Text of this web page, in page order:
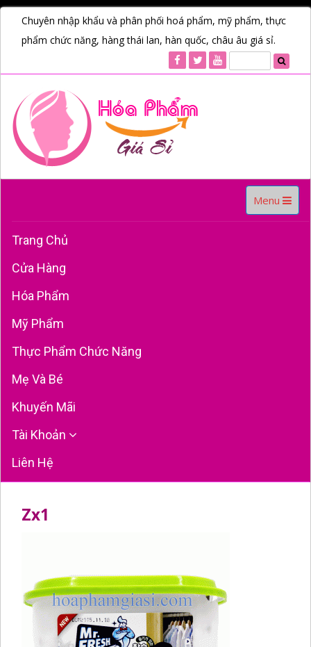
Chuyên nhập khẩu và phân phối hoá phẩm, mỹ phẩm, thực
phẩm chức năng, hàng thái lan, hàn quốc, châu âu giá sỉ.
Toggle
navigation
Menu
Trang Chủ
Cửa Hàng
Hóa Phẩm
Mỹ Phẩm
Thực Phẩm Chức Năng
Mẹ Và Bé
Khuyến Mãi
Tài Khoản
Liên Hệ
Zx1